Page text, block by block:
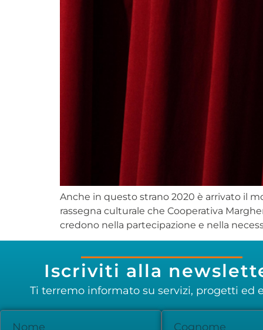
Anche in questo strano 2020 è arrivato il
rassegna culturale che Cooperativa
credono nella partecipazione e nella
Iscriviti alla
Ti terremo informato su servizi, progetti ed